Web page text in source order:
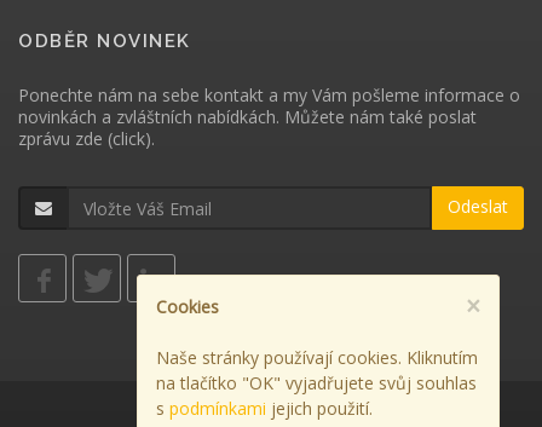
×
Cookies
Naše stránky používají cookies. Kliknutím
na tlačítko "OK" vyjadřujete svůj souhlas
s podmínkami jejich použití.
ODBĚR NOVINEK
Ponechte nám na sebe kontakt a my Vám pošleme informace o
novinkách a zvláštních nabídkách. Můžete nám také poslat
zprávu zde (click).
Odeslat
Použití cookies